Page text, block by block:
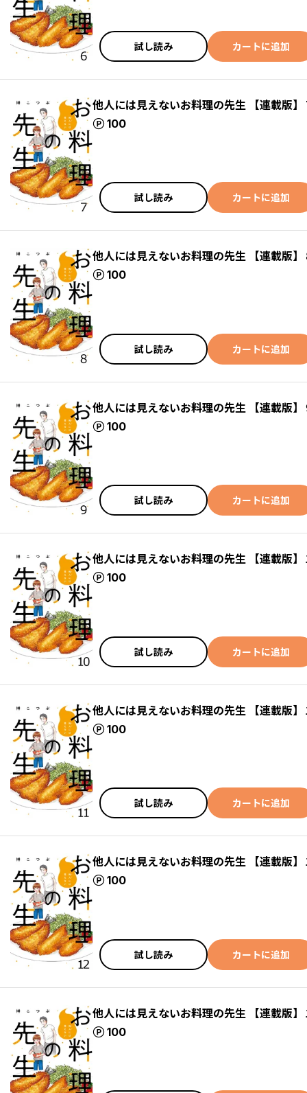
試し読み カートに追加
他人には見えないお料理の先生 【連載版】
100
ポイント
試し読み カートに追加
他人には見えないお料理の先生 【連載版】
100
ポイント
試し読み カートに追加
他人には見えないお料理の先生 【連載版】
100
ポイント
試し読み カートに追加
他人には見えないお料理の先生 【連載版】
100
ポイント
試し読み カートに追加
他人には見えないお料理の先生 【連載版】
100
ポイント
試し読み カートに追加
他人には見えないお料理の先生 【連載版】
100
ポイント
試し読み カートに追加
他人には見えないお料理の先生 【連載版】
100
ポイント